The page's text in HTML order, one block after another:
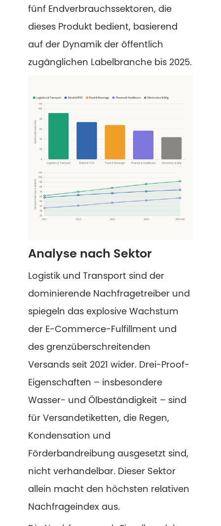
fünf Endverbrauchssektoren, die
dieses Produkt bedient, basierend
auf der Dynamik der öffentlich
zugänglichen Labelbranche bis 2025.
Analyse nach Sektor
Logistik und Transport sind der
dominierende Nachfragetreiber und
spiegeln das explosive Wachstum
der E-Commerce-Fulfillment und
des grenzüberschreitenden
Versands seit 2021 wider. Drei-Proof-
Eigenschaften – insbesondere
Wasser- und Ölbeständigkeit – sind
für Versandetiketten, die Regen,
Kondensation und
Förderbandreibung ausgesetzt sind,
nicht verhandelbar. Dieser Sektor
allein macht den höchsten relativen
Nachfrageindex aus.